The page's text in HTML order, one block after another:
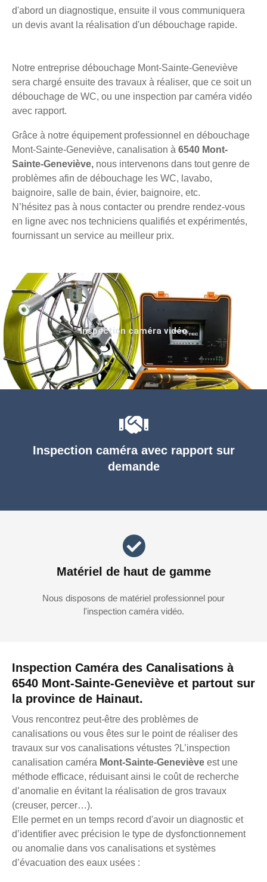
d'abord un diagnostique, ensuite il vous communiquera
un devis avant la réalisation d'un débouchage rapide.
Notre entreprise débouchage Mont-Sainte-Geneviève
sera chargé ensuite des travaux à réaliser, que ce soit un
débouchage de WC, ou une inspection par caméra vidéo
avec rapport.
Grâce à notre équipement professionnel en débouchage
Mont-Sainte-Geneviève, canalisation à 6540 Mont-
Sainte-Geneviève, nous intervenons dans tout genre de
problèmes afin de débouchage les WC, lavabo,
baignoire, salle de bain, évier, baignoire, etc.
N’hésitez pas à nous contacter ou prendre rendez-vous
en ligne avec nos techniciens qualifiés et expérimentés,
fournissant un service au meilleur prix.
Inspection Caméra des Canalisations à
6540 Mont-Sainte-Geneviève et partout sur
la province de Hainaut.
Vous rencontrez peut-être des problèmes de
canalisations ou vous êtes sur le point de réaliser des
travaux sur vos canalisations vétustes ?L’inspection
canalisation caméra Mont-Sainte-Geneviève est une
méthode efficace, réduisant ainsi le coût de recherche
d’anomalie en évitant la réalisation de gros travaux
(creuser, percer…).
Elle permet en un temps record d'avoir un diagnostic et
d’identifier avec précision le type de dysfonctionnement
ou anomalie dans vos canalisations et systèmes
d’évacuation des eaux usées :
Inspection caméra avec rapport sur
demande
Matériel de haut de gamme
Nous disposons de matériel professionnel pour
l'inspection caméra vidéo.
Inspection caméra vidéo